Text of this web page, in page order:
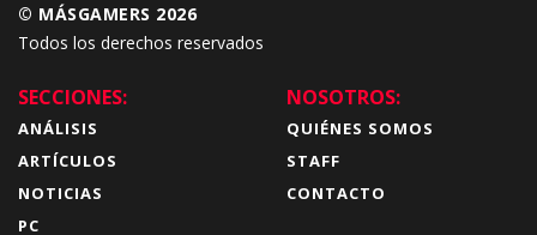
© MÁSGAMERS 2026
Todos los derechos reservados
SECCIONES:
ANÁLISIS
ARTÍCULOS
NOTICIAS
PC
NOSOTROS:
QUIÉNES SOMOS
STAFF
CONTACTO